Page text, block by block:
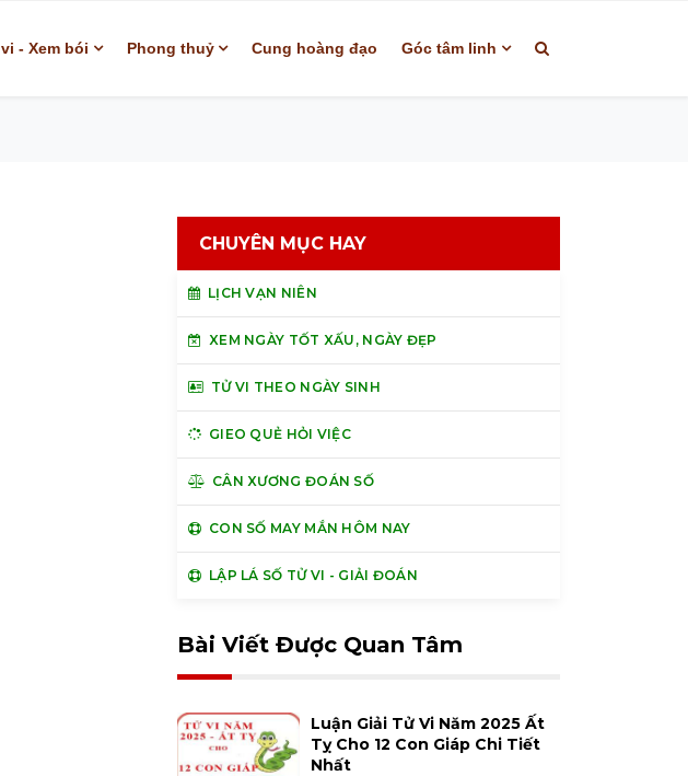
- Xem bói Phong thuỷ Cung hoàng đạo Góc tâm linh
CHUYÊN MỤC HAY
LỊCH VẠN NIÊN
XEM NGÀY TỐT XẤU, NGÀY ĐẸP
TỬ VI THEO NGÀY SINH
GIEO QUẺ HỎI VIỆC
CÂN XƯƠNG ĐOÁN SỐ
CON SỐ MAY MẮN HÔM NAY
LẬP LÁ SỐ TỬ VI - GIẢI ĐOÁN
Bài Viết Được Quan Tâm
Luận Giải Tử Vi Năm 2025 Ất
Tỵ Cho 12 Con Giáp Chi Tiết
Nhất